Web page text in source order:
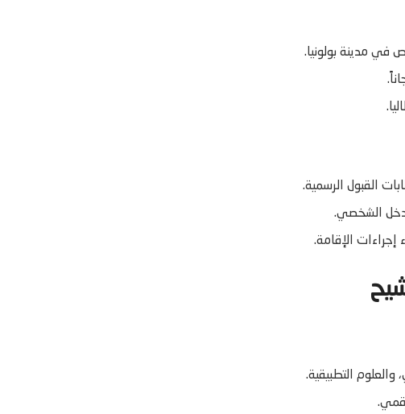
في مدينة بولونيا.
القبول الرسمية.
الشخصي.
إجراءات الإقامة.
التطبيقية.